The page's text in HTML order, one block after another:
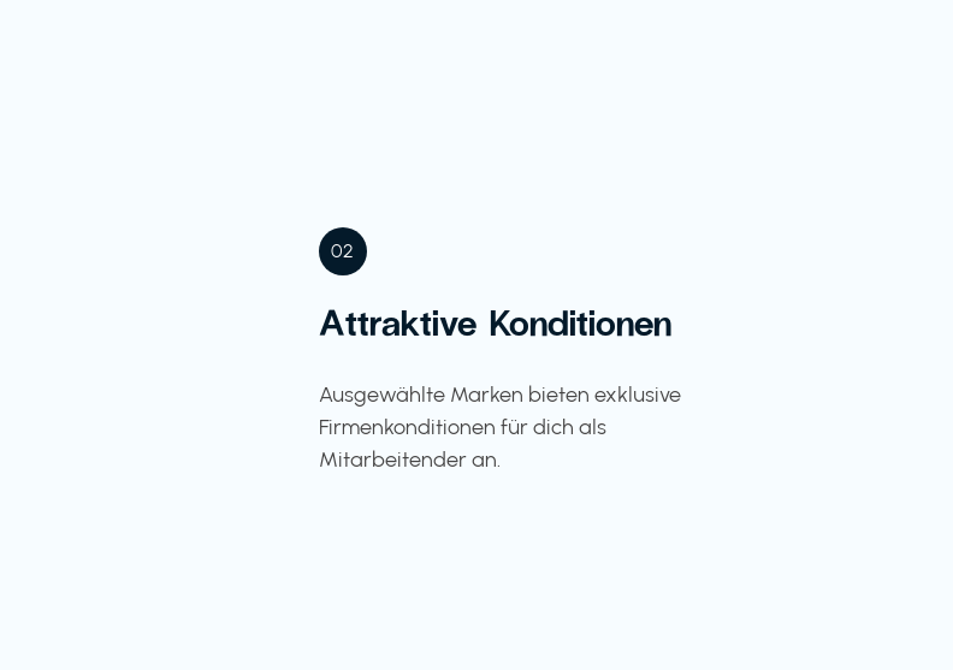
02
Attraktive Konditionen
Ausgewählte Marken bieten exklusive
Firmenkonditionen für dich als
Mitarbeitender an.